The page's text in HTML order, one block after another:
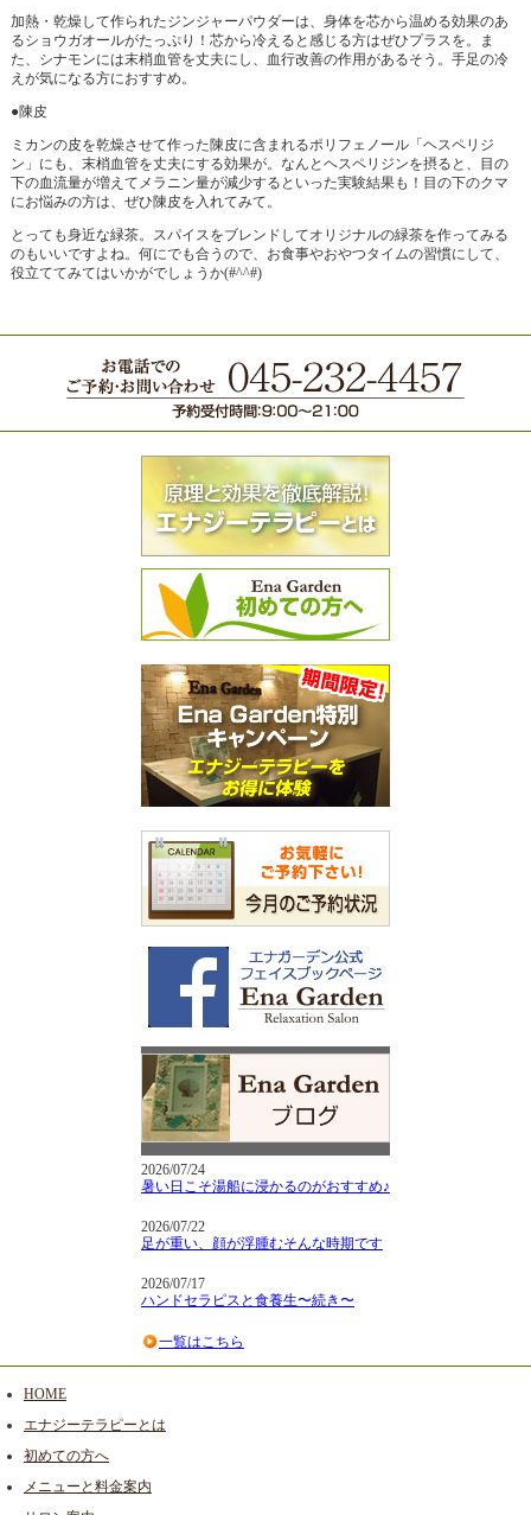
加熱・乾燥して作られたジンジャーパウダーは、身体を芯から温める効果のあ
るショウガオールがたっぷり！芯から冷えると感じる方はぜひプラスを。ま
た、シナモンには末梢血管を丈夫にし、血行改善の作用があるそう。手足の冷
えが気になる方におすすめ。
●陳皮
ミカンの皮を乾燥させて作った陳皮に含まれるポリフェノール「ヘスペリジ
ン」にも、末梢血管を丈夫にする効果が。なんとヘスペリジンを摂ると、目の
下の血流量が増えてメラニン量が減少するといった実験結果も！目の下のクマ
にお悩みの方は、ぜひ陳皮を入れてみて。
とっても身近な緑茶。スパイスをブレンドしてオリジナルの緑茶を作ってみる
のもいいですよね。何にでも合うので、お食事やおやつタイムの習慣にして、
役立ててみてはいかがでしょうか(#^^#)
2026/07/24
暑い日こそ湯船に浸かるのがおすすめ♪
2026/07/22
足が重い、顔が浮腫むそんな時期です
2026/07/17
ハンドセラピスと食養生〜続き〜
一覧はこちら
HOME
エナジーテラピーとは
初めての方へ
メニューと料金案内